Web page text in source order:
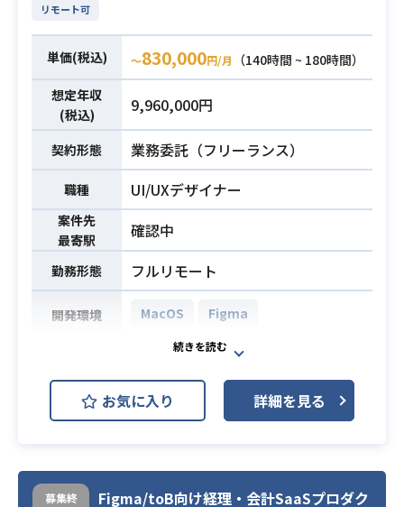
必須スキル
バナーをはじめとするデジタル領域
の制作実務経験（3年以上）
・Adobe Illustrator、Photoshop、
Figmaの実務における使用経験
・Webサイトまたはランディングペ
ージにおけるデザインの構築経験
・HTML5、CSS3、JavaScriptを用
いたコーディングおよびサイト制作
の経験
・Gitを用いた構成管理やチーム開発
の実務経験（1年以上）
・DTP作成経験
業務内容
でを一貫して担当していただきま
す。
【仕事内容】
下記の業務を担っていただく想定で
す。
・メルマガやLPの制作ディレクショ
ンおよび進行管理業務
・情報アーキテクチャ（IA）設計お
よびワイヤーフレームの作成
・運用プロセスの構築および品質の
改善
・リリース後の効果検証、データ分
析に基づいた改善施策の検討・提案
・Webサイトやデジタルコンテンツ
におけるIA設計の実務経験
・効果の振り返り、データ分析に基
スケジュール管理の経験
リモート可
単価(税込) 〜830,000円/月
（140時間 ~ 180時間）
想定年収
(税込)
9,960,000円
契約形態 業務委託（フリーランス）
職種 UI/UXデザイナー
案件先
最寄駅
確認中
勤務形態 フルリモート
開発環境 MacOS Figma
経済メディアグループが展開する法
人向け生成AIサービスのUI・UXチー
ムにおいて、
UXデザイン領域を中心に担当してい
課題の抽出から、ワイヤーフレーム
（WF）やカスタマージャーニーマッ
お気に入り 詳細を見る
募集終
Figma/toB向け経理・会計SaaSプロダク